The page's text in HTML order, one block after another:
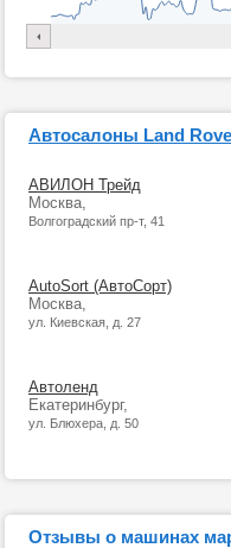
Автосалоны Land
АВИЛОН Трейд
Москва,
Волгоградский пр-т, 41
AutoSort (АвтоСорт)
Москва,
ул. Киевская, д. 27
Автоленд
Екатеринбург,
ул. Блюхера, д. 50
Отзывы о машинах